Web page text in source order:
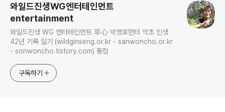
와일드진생WG엔터테인먼트
entertainment
와일드진생 WG 엔터테인먼트 草心 박영호헌터 약초 인생
42년 기록 일기 (wildginseng.or.kr - sanwoncho.or.kr
- sonwoncho.tistory.com) 통합
구독하기